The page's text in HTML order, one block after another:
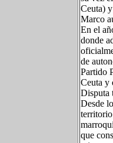
Ceuta)
Marco
En el
donde
de
Partido
Ceuta y
Disputa
Desde
que